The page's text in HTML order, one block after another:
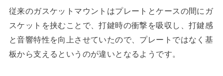
従来のガスケットマウントはプレートとケースの間にガ
スケットを挟むことで、打鍵時の衝撃を吸収し、打鍵感
と音響特性を向上させていたので、プレートではなく基
板から支えるというのが違いとなるようです。